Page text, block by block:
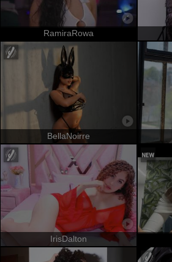
RamiraRowa
BellaNoirre
IrisDalton